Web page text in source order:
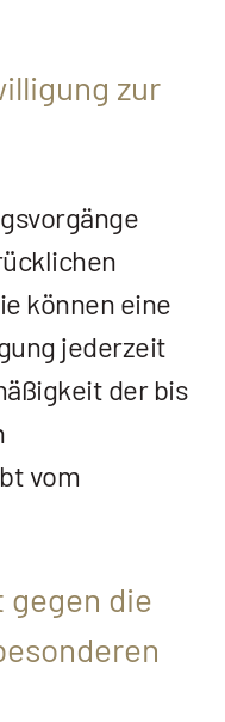
zur
können eine
jederzeit
der bis
vom
die